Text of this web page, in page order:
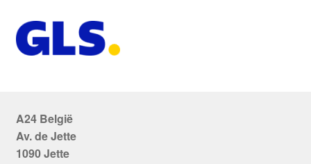
A24 België
Av. de Jette
1090 Jette